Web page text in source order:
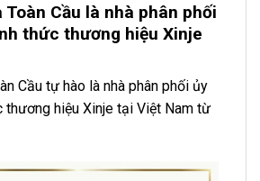
Cầu là nhà phân phối
thức thương hiệu Xinje
Cầu tự hào là nhà phân phối ủy
thương hiệu Xinje tại Việt Nam từ